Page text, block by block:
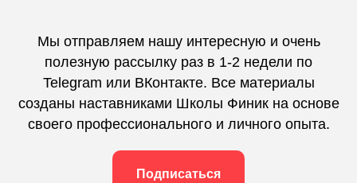
Мы отправляем нашу интересную и очень
полезную рассылку раз в 1-2 недели по
Telegram или ВКонтакте. Все материалы
созданы наставниками Школы Финик на основе
своего профессионального и личного опыта.
Подписаться